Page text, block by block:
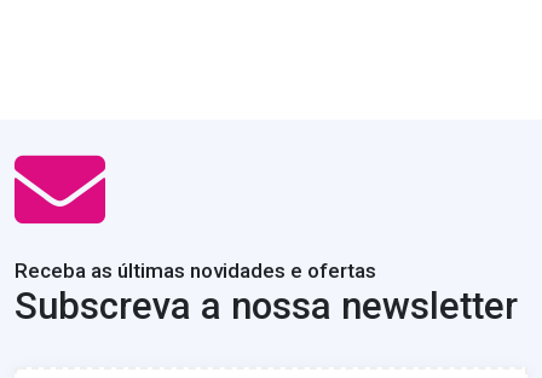
Receba as últimas novidades e ofertas
Subscreva a nossa newsletter